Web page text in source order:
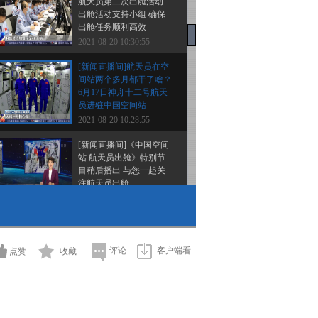
出舱活动支持小组 确保
出舱任务顺利高效
2021-08-20 10:30:55
[新闻直播间]航天员在空
间站两个多月都干了啥？
6月17日神舟十二号航天
员进驻中国空间站
2021-08-20 10:28:55
[新闻直播间]《中国空间
站 航天员出舱》特别节
目稍后播出 与您一起关
注航天员出舱
天员第二次出舱活动
2021-08-20 10:24:55
点赞 收藏 评论 客户端看